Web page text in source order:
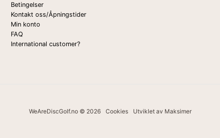
Betingelser
Kontakt oss/Åpningstider
Min konto
FAQ
International customer?
WeAreDiscGolf.no © 2026 Cookies Utviklet av Maksimer